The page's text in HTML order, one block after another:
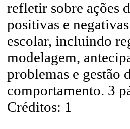
refletir sobre ações
positivas e
escolar, incluindo
modelagem,
problemas e gestão
comportamento. 3
Créditos: 1